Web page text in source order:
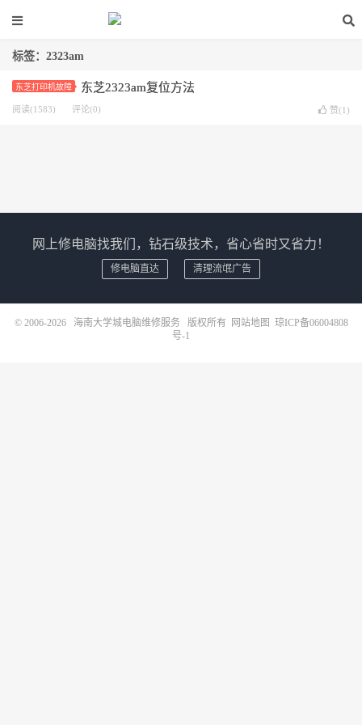
标签：2323am
东芝打印机故障 东芝2323am复位方法
阅读(1583) 评论(0) 赞(1 )
网上修电脑找我们，钻石级技术，省心省时又省力！
修电脑直达 清理流氓广告
© 2006-2026 海南大学城电脑维修服务 版权所有 网站地图 琼ICP备06004808
号-1